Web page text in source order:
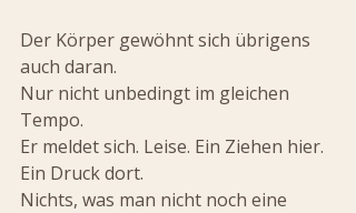
Der Körper gewöhnt sich übrigens
auch daran.
Nur nicht unbedingt im gleichen
Tempo.
Er meldet sich. Leise. Ein Ziehen hier.
Ein Druck dort.
Nichts, was man nicht noch eine